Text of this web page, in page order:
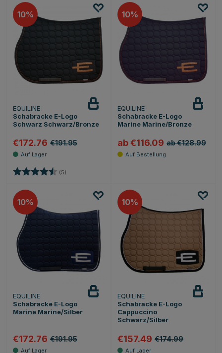
10
EQUILINE
Schabracke E-Logo
Schwarz Schwarz/Bronze
€172.76 €191.95
Bewertung: (5)
10
EQUILINE
Schabracke E-Logo
Marine Marine/Bronze
ab €116.09 ab €128.99
10
EQUILINE
Schabracke E-Logo
Marine Marine/Silber
€172.76 €191.95
10
EQUILINE
Schabracke E-Logo
Cappuccino
Schwarz/Silber
€157.49 €174.99